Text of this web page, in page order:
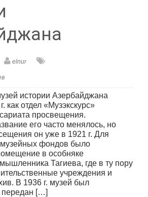
elnur
истории Азербайджана
как отдел «Музэкскурс»
просвещения.
его часто менялось, но
он уже в 1921 г. Для
фондов было
в особняке
Тагиева, где в ту пору
учреждения и
В 1936 г. музей был
передан […]